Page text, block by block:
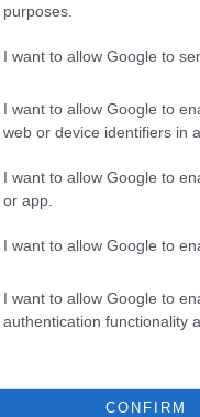
purposes.
I want to allow Google to
I want to allow Google to
web or device identifiers in
I want to allow Google to
or app.
I want to allow Google to
I want to allow Google to
authentication functionality
CONFIRM